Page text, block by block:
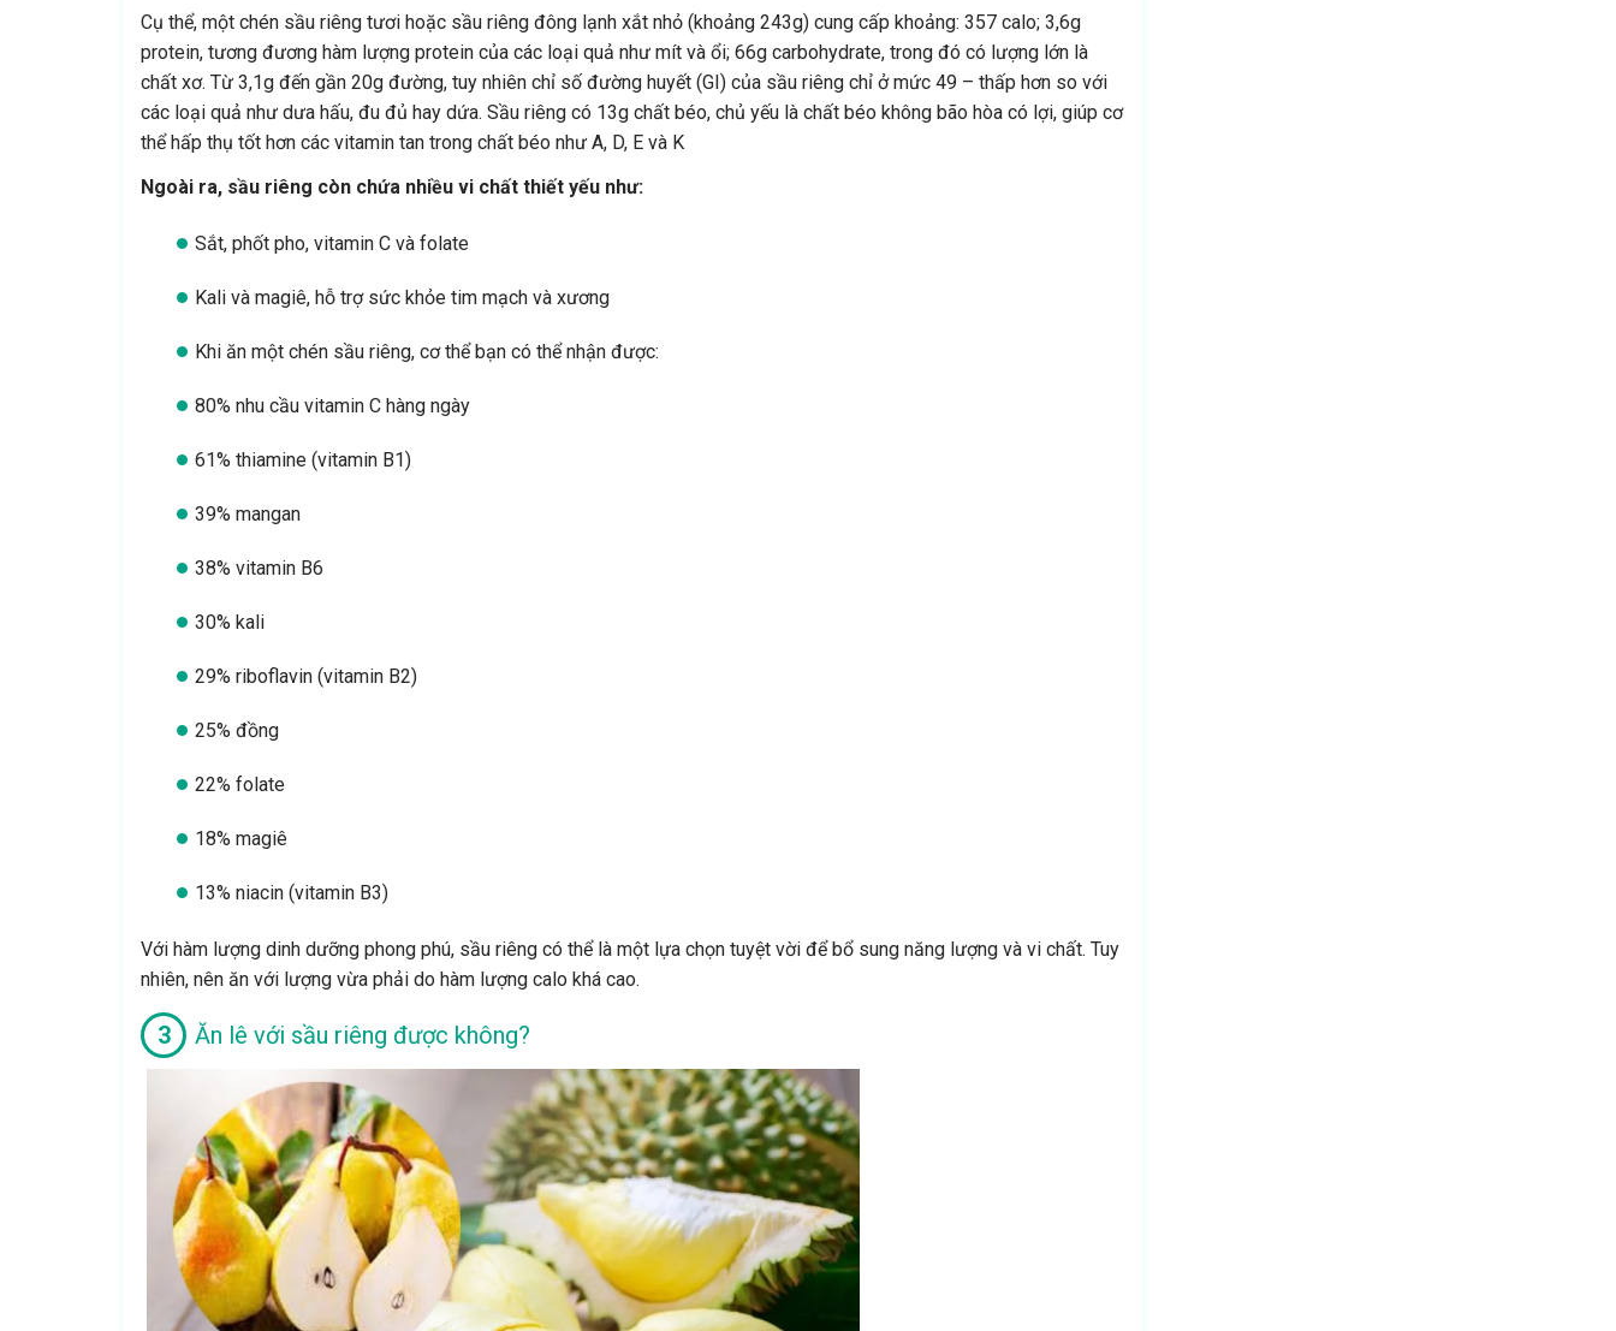
Cụ thể, một chén sầu riêng tươi hoặc sầu riêng đông lạnh xắt nhỏ (khoảng 243g) cung cấp khoảng: 357 calo; 3,6g
protein, tương đương hàm lượng protein của các loại quả như mít và ổi; 66g carbohydrate, trong đó có lượng lớn là
chất xơ. Từ 3,1g đến gần 20g đường, tuy nhiên chỉ số đường huyết (GI) của sầu riêng chỉ ở mức 49 – thấp hơn so với
các loại quả như dưa hấu, đu đủ hay dứa. Sầu riêng có 13g chất béo, chủ yếu là chất béo không bão hòa có lợi, giúp cơ
thể hấp thụ tốt hơn các vitamin tan trong chất béo như A, D, E và K
Ngoài ra, sầu riêng còn chứa nhiều vi chất thiết yếu như:
Sắt, phốt pho, vitamin C và folate
Kali và magiê, hỗ trợ sức khỏe tim mạch và xương
Khi ăn một chén sầu riêng, cơ thể bạn có thể nhận được:
80% nhu cầu vitamin C hàng ngày
61% thiamine (vitamin B1)
39% mangan
38% vitamin B6
30% kali
29% riboflavin (vitamin B2)
25% đồng
22% folate
18% magiê
13% niacin (vitamin B3)
Với hàm lượng dinh dưỡng phong phú, sầu riêng có thể là một lựa chọn tuyệt vời để bổ sung năng lượng và vi chất. Tuy
nhiên, nên ăn với lượng vừa phải do hàm lượng calo khá cao.
Ăn lê với sầu riêng được không?